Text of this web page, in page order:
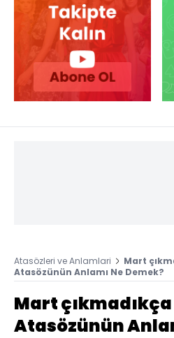
Atasözleri ve Anlamlari
Mart
Atasözünün Anlamı Ne Demek?
Mart
Atasözünün